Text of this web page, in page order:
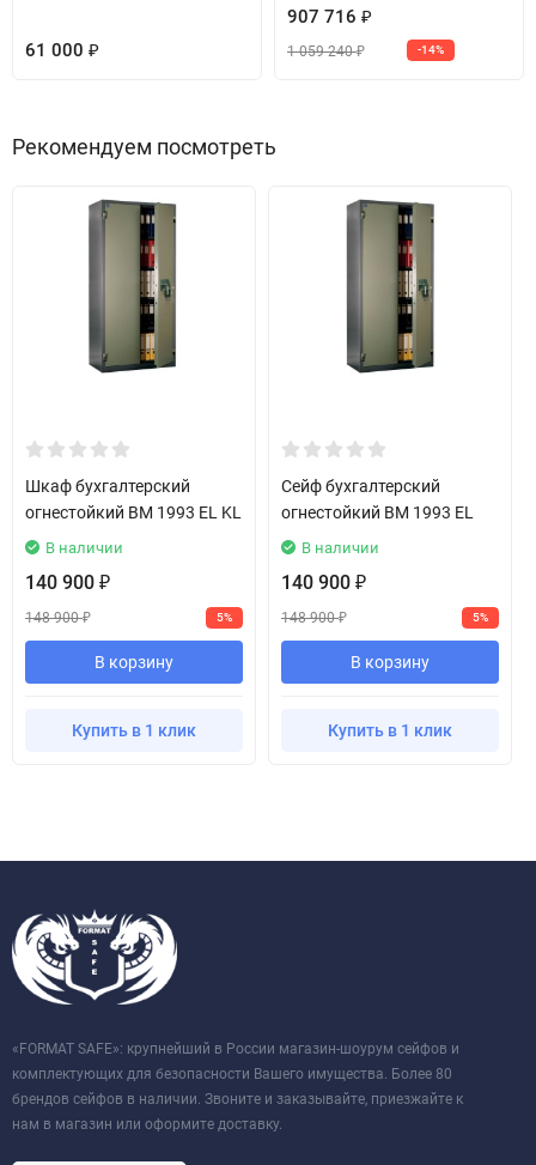
61 000 ₽
907 716 ₽
1 059 240₽ -14%
Рекомендуем посмотреть
Шкаф бухгалтерский
огнестойкий BM 1993 EL KL
В наличии
140 900 ₽
148 900₽ 5%
В корзину
Купить в 1 клик
Сейф бухгалтерский
огнестойкий BM 1993 EL
В наличии
140 900 ₽
148 900₽ 5%
В корзину
Купить в 1 клик
«FORMAT SAFE»: крупнейший в России магазин-шоурум сейфов и
комплектующих для безопасности Вашего имущества. Более 80
брендов сейфов в наличии. Звоните и заказывайте, приезжайте к
нам в магазин или оформите доставку.